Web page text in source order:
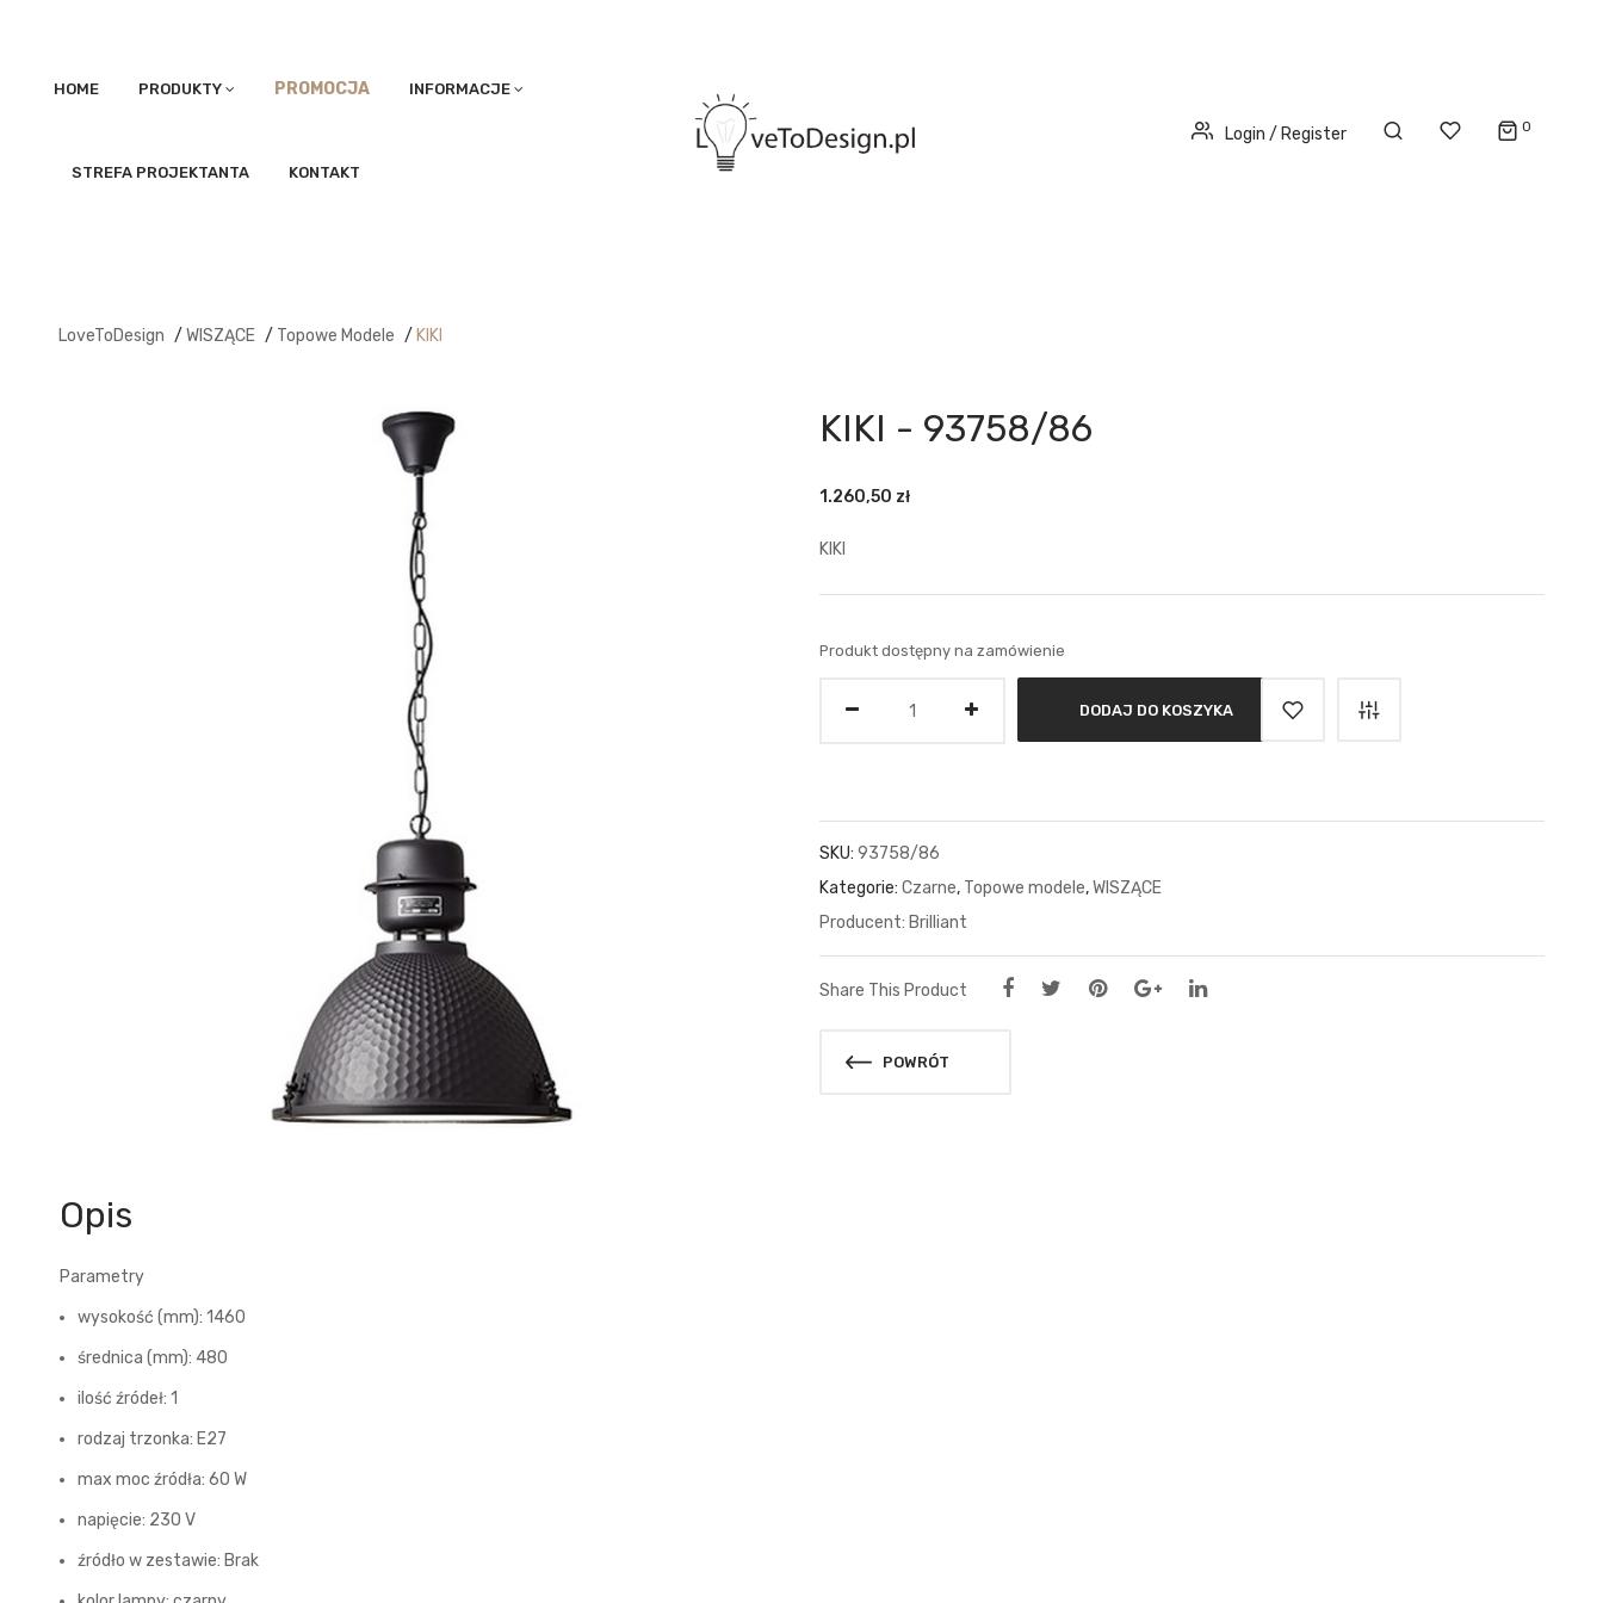
HOME PRODUKTY PROMOCJA INFORMACJE
STREFA PROJEKTANTA KONTAKT
Login / Register 0
LoveToDesign / WISZĄCE / Topowe Modele / KIKI
KIKI - 93758/86
1.260,50 zł
KIKI
Produkt dostępny na zamówienie
DODAJ DO KOSZYKA
SKU: 93758/86
Kategorie: Czarne, Topowe modele,WISZĄCE
Brilliant
Share This Product
POWRÓT
Opis
Parametry
wysokość (mm): 1460
średnica (mm): 480
ilość źródeł: 1
rodzaj trzonka: E27
max moc źródła: 60 W
napięcie: 230 V
źródło w zestawie: Brak